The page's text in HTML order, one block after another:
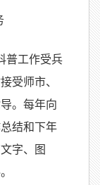
普工作受兵
受师市、
。每年向
结和下年
字、图